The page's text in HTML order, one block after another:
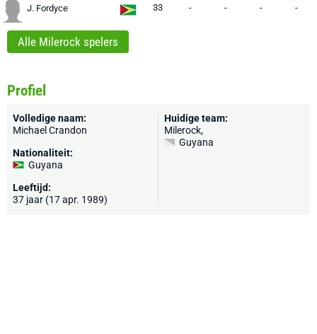
J. Fordyce 33 - - - -
Alle Milerock spelers
Profiel
Volledige naam:
Michael Crandon
Nationaliteit:
Guyana
Leeftijd:
37 jaar (17 apr. 1989)
Huidige team:
Milerock,
Guyana